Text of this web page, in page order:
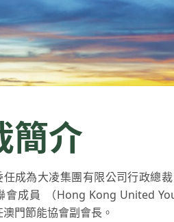
簡介
成為大凌集團有限公司行政總
會成員 （Hong Kong United
門節能協會副會長。